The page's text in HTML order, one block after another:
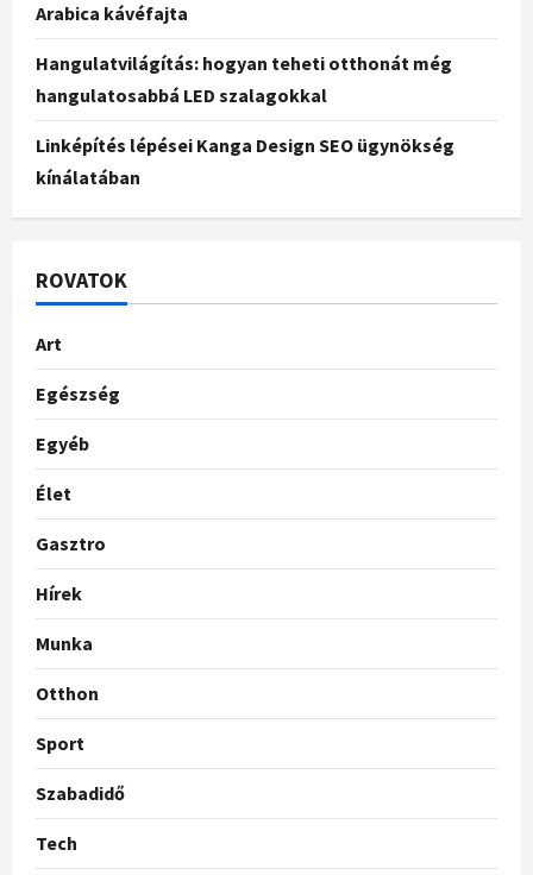
Arabica kávéfajta
Hangulatvilágítás: hogyan teheti otthonát még
hangulatosabbá LED szalagokkal
Linképítés lépései Kanga Design SEO ügynökség
kínálatában
ROVATOK
Art
Egészség
Egyéb
Élet
Gasztro
Hírek
Munka
Otthon
Sport
Szabadidő
Tech